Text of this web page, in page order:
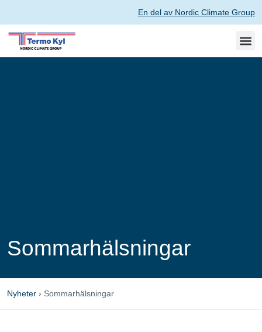
En del av Nordic Climate Group
Sommarhälsningar
Nyheter › Sommarhälsningar